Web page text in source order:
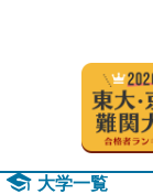
大学一覧